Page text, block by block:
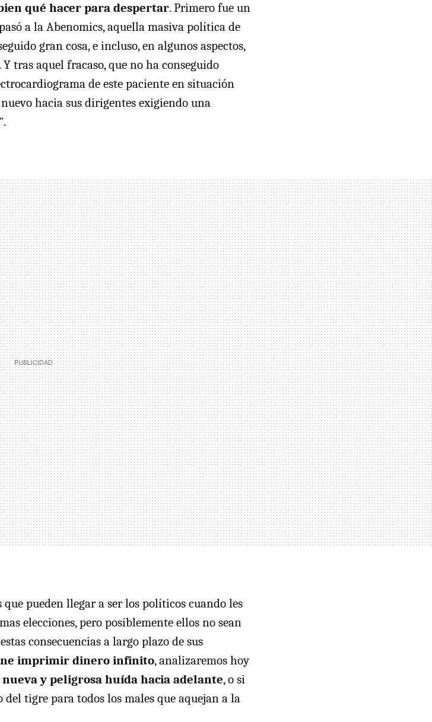
qué hacer para despertar. Primero fue un
a la Abenomics, aquella masiva política de
gran cosa, e incluso, en algunos aspectos,
tras aquel fracaso, que no ha conseguido
de este paciente en situación
hacia sus dirigentes exigiendo una
pueden llegar a ser los políticos cuando les
elecciones, pero posiblemente ellos no sean
consecuencias a largo plazo de sus
imprimir dinero infinito, analizaremos hoy
y peligrosa huída hacia adelante, o si
tigre para todos los males que aquejan a la